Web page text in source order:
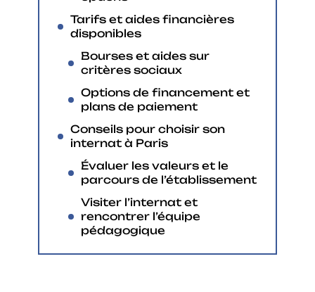
Tarifs et aides financières
disponibles
Bourses et aides sur
critères sociaux
Options de financement et
plans de paiement
Conseils pour choisir son
internat à Paris
Évaluer les valeurs et le
parcours de l’établissement
Visiter l’internat et
rencontrer l’équipe
pédagogique